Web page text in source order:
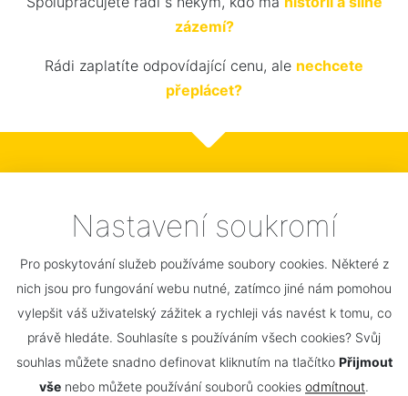
Nastavení soukromí
Pro poskytování služeb používáme soubory cookies. Některé z
nich jsou pro fungování webu nutné, zatímco jiné nám pomohou
vylepšit váš uživatelský zážitek a rychleji vás navést k tomu, co
právě hledáte. Souhlasíte s používáním všech cookies? Svůj
souhlas můžete snadno definovat kliknutím na tlačítko Přijmout
vše nebo můžete používání souborů cookies odmítnout.
zázemí?
Rádi zaplatíte odpovídající cenu, ale nechcete
přeplácet?
Odpovězte 5x ano
a pak s námi
neztrácíte čas...